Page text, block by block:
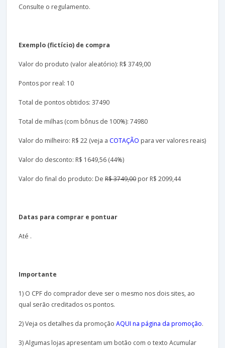
Consulte o regulamento.
Exemplo (fictício) de compra
Valor do produto (valor aleatório): R$ 3749,00
Pontos por real: 10
Total de pontos obtidos: 37490
Total de milhas (com bônus de 100%): 74980
Valor do milheiro: R$ 22 (veja a COTAÇÃO para ver valores reais)
Valor do desconto: R$ 1649,56 (44%)
Valor do final do produto: De R$ 3749,00 por R$ 2099,44
Datas para comprar e pontuar
Até .
Importante
1) O CPF do comprador deve ser o mesmo nos dois sites, ao
qual serão creditados os pontos.
2) Veja os detalhes da promoção AQUI na página da promoção.
3) Algumas lojas apresentam um botão com o texto Acumular